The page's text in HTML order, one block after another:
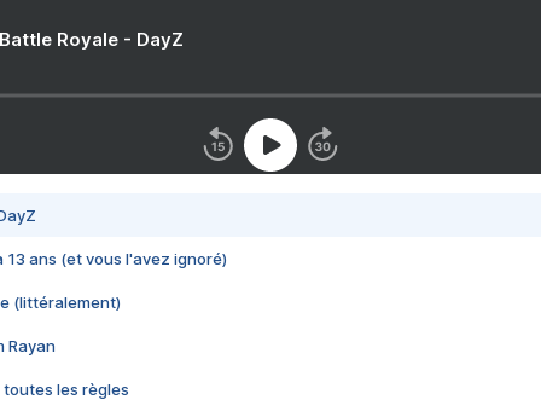
Royale - DayZ
13 ans (et vous l'avez ignoré)
(littéralement)
Rayan
toutes les règles